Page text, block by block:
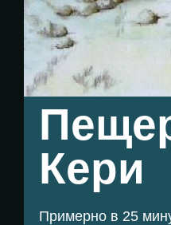
Кери
Примерно в 25